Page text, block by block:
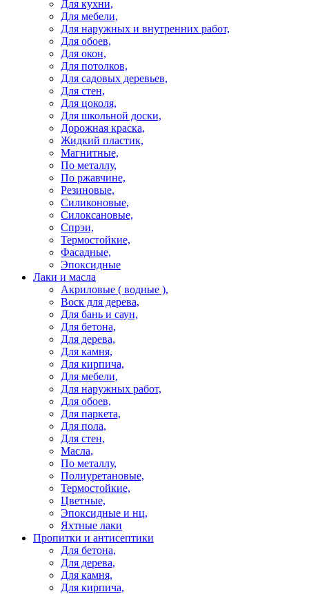
Для кухни,
Для мебели,
Для наружных и внутренних работ,
Для обоев,
Для окон,
Для потолков,
Для садовых деревьев,
Для стен,
Для цоколя,
Для школьной доски,
Дорожная краска,
Жидкий пластик,
Магнитные,
По металлу,
По ржавчине,
Резиновые,
Силиконовые,
Силоксановые,
Спрэи,
Термостойкие,
Фасадные,
Эпоксидные
Лаки и масла
Акриловые ( водные ),
Воск для дерева,
Для бань и саун,
Для бетона,
Для дерева,
Для камня,
Для кирпича,
Для мебели,
Для наружных работ,
Для обоев,
Для паркета,
Для пола,
Для стен,
Масла,
По металлу,
Полиуретановые,
Термостойкие,
Цветные,
Эпоксидные и нц,
Яхтные лаки
Пропитки и антисептики
Для бетона,
Для дерева,
Для камня,
Для кирпича,